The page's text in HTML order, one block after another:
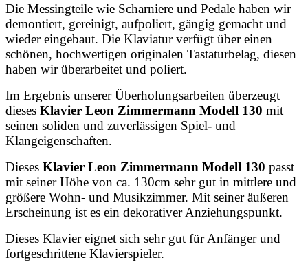
Die Messingteile wie Scharniere und Pedale haben wir
demontiert, gereinigt, aufpoliert, gängig gemacht und
wieder eingebaut. Die Klaviatur verfügt über einen
schönen, hochwertigen originalen Tastaturbelag, diesen
haben wir überarbeitet und poliert.
Im Ergebnis unserer Überholungsarbeiten überzeugt
dieses Klavier Leon Zimmermann Modell 130 mit
seinen soliden und zuverlässigen Spiel- und
Klangeigenschaften.
Dieses Klavier Leon Zimmermann Modell 130 passt
mit seiner Höhe von ca. 130cm sehr gut in mittlere und
größere Wohn- und Musikzimmer. Mit seiner äußeren
Erscheinung ist es ein dekorativer Anziehungspunkt.
Dieses Klavier eignet sich sehr gut für Anfänger und
fortgeschrittene Klavierspieler.